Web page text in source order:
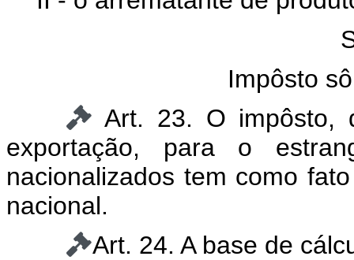
Impôsto
Art. 23. O impôsto,
exportação, para o
nacionalizados tem como
nacional.
Art. 24. A base de